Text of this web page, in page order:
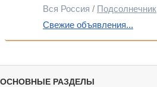
Вся Россия / Подсолнечник
Свежие объявления...
ОСНОВНЫЕ РАЗДЕЛЫ